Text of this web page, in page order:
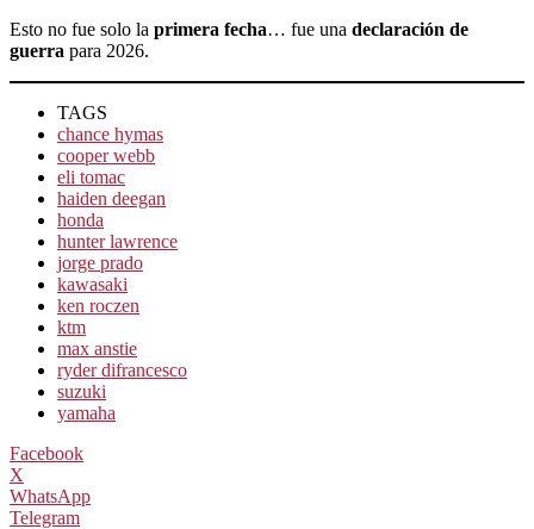
Esto no fue solo la primera fecha… fue una declaración de
guerra para 2026.
TAGS
chance hymas
cooper webb
eli tomac
haiden deegan
honda
hunter lawrence
jorge prado
kawasaki
ken roczen
ktm
max anstie
ryder difrancesco
suzuki
yamaha
Facebook
X
WhatsApp
Telegram